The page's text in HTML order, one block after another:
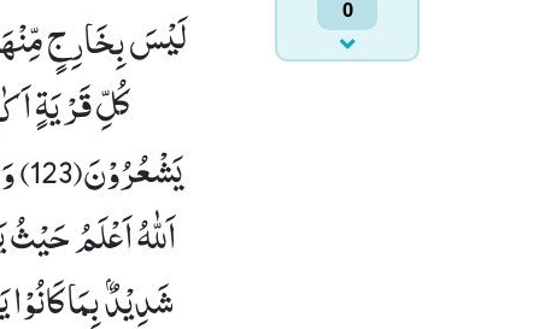
0
لَیْسَ بِخَارِجٍ
كُلِّ قَرْیَةٍ
یَشْعُرُوْنَ(123)
اَللّٰهُ اَعْلَمُ
شَدِیْدٌۢ بِمَا كَانُوْا